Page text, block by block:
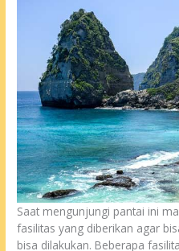
Saat mengunjungi pantai ini
fasilitas yang diberikan agar
bisa dilakukan. Beberapa